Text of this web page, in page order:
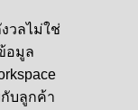
วลไม่ใช่
อมูล
บลูกค้า